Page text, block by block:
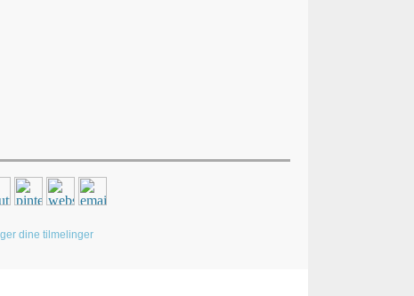
dine tilmelinger